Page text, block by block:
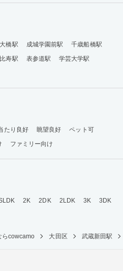
橋駅 成城学園前駅
千歳船橋駅
寿駅 表参道駅
学芸大学駅
たり良好 眺望良好
ペット可
ファミリー向け
2K 2DK 2LDK 3K
3DK
らcowcamo 大田区 武蔵新田駅